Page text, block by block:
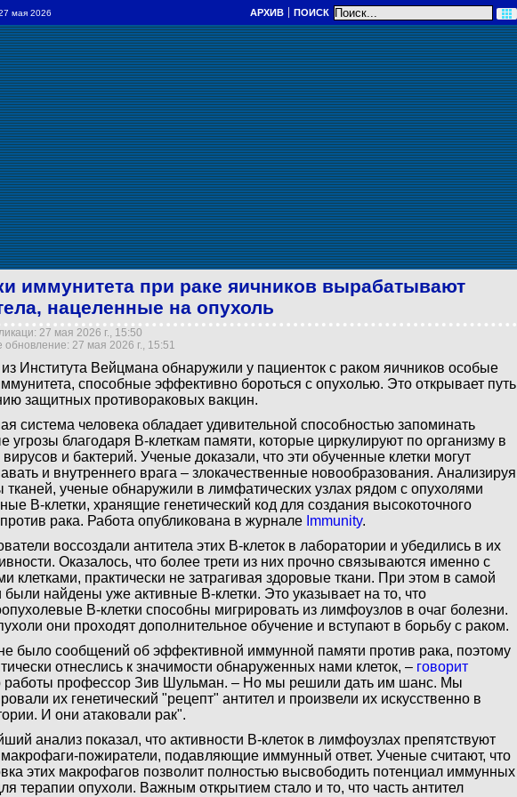
мая 2026 АРХИВ ПОИСК
иммунитета при раке яичников вырабатывают
нацеленные на опухоль
27 мая 2026 г., 15:50
обновление: 27 мая 2026 г., 15:51
Института Вейцмана обнаружили у пациенток с раком яичников особые
способные эффективно бороться с опухолью. Это открывает путь
защитных противораковых вакцин.
система человека обладает удивительной способностью запоминать
угрозы благодаря B-клеткам памяти, которые циркулируют по организму в
вирусов и бактерий. Ученые доказали, что эти обученные клетки могут
и внутреннего врага – злокачественные новообразования. Анализируя
тканей, ученые обнаружили в лимфатических узлах рядом с опухолями
B-клетки, хранящие генетический код для создания высокоточного
рака. Работа опубликована в журнале Immunity.
воссоздали антитела этих B-клеток в лаборатории и убедились в их
Оказалось, что более трети из них прочно связываются именно с
клетками, практически не затрагивая здоровые ткани. При этом в самой
были найдены уже активные B-клетки. Это указывает на то, что
B-клетки способны мигрировать из лимфоузлов в очаг болезни.
они проходят дополнительное обучение и вступают в борьбу с раком.
было сообщений об эффективной иммунной памяти против рака, поэтому
отнеслись к значимости обнаруженных нами клеток, – говорит
работы профессор Зив Шульман. – Но мы решили дать им шанс. Мы
их генетический "рецепт" антител и произвели их искусственно в
И они атаковали рак".
анализ показал, что активности B-клеток в лимфоузлах препятствуют
пожиратели, подавляющие иммунный ответ. Ученые считают, что
этих макрофагов позволит полностью высвободить потенциал иммунных
терапии опухоли. Важным открытием стало и то, что часть антител